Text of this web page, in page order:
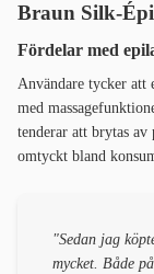
Braun Silk-
Fördelar med
Användare tycker att
med
tenderar att brytas
omtyckt bland
"Sedan jag
mycket. Både